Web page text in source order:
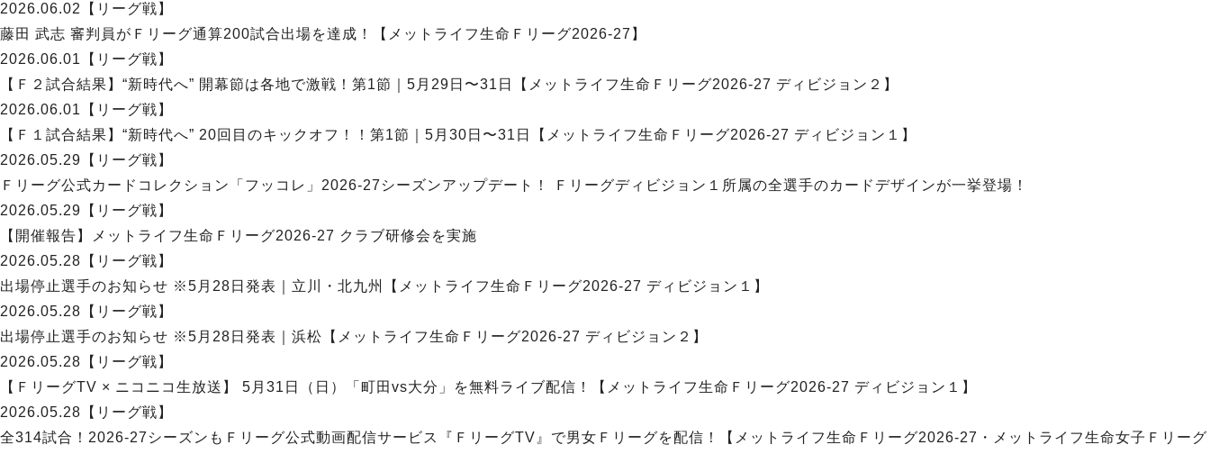
2026.06.02
【リーグ戦】
藤田 武志 審判員がＦリーグ通算200試合出場を達成！【メットライフ生命Ｆリーグ2026-27】
2026.06.01
【リーグ戦】
【Ｆ２試合結果】“新時代へ” 開幕節は各地で激戦！第1節｜5月29日〜31日【メットライフ生命Ｆリーグ2026-27 ディビジョン２】
2026.06.01
【リーグ戦】
【Ｆ１試合結果】“新時代へ” 20回目のキックオフ！！第1節｜5月30日〜31日【メットライフ生命Ｆリーグ2026-27 ディビジョン１】
2026.05.29 【リーグ戦】
Ｆリーグ公式カードコレクション「フッコレ」2026-27シーズンアップデート！ Ｆリーグディビジョン１所属の全選手のカードデザインが一挙登場！
2026.05.29 【リーグ戦】
【開催報告】メットライフ生命Ｆリーグ2026-27 クラブ研修会を実施
2026.05.28 【リーグ戦】
出場停止選手のお知らせ ※5月28日発表｜立川・北九州【メットライフ生命Ｆリーグ2026-27 ディビジョン１】
2026.05.28 【リーグ戦】
出場停止選手のお知らせ ※5月28日発表｜浜松【メットライフ生命Ｆリーグ2026-27 ディビジョン２】
2026.05.28 【リーグ戦】
【ＦリーグTV × ニコニコ生放送】 5月31日（日）「町田vs大分」を無料ライブ配信！【メットライフ生命Ｆリーグ2026-27 ディビジョン１】
2026.05.28 【リーグ戦】
全314試合！2026-27シーズンもＦリーグ公式動画配信サービス『ＦリーグTV』で男女Ｆリーグを配信！【メットライフ生命Ｆリーグ2026-27・メットライフ生命女子Ｆリーグ